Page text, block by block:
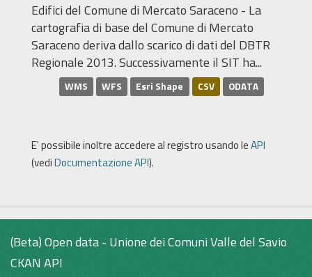
Edifici del Comune di Mercato Saraceno - La
cartografia di base del Comune di Mercato
Saraceno deriva dallo scarico di dati del DBTR
Regionale 2013. Successivamente il SIT ha...
WMS WFS Esri Shape CSV ODATA
E' possibile inoltre accedere al registro usando leAPI
(vediDocumentazione API).
(Beta) Open data - Unione dei Comuni Valle del Savio
CKAN API